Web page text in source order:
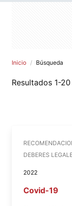
Inicio Búsqueda
Resultados 1-
DEBERES
2022
Covid-19